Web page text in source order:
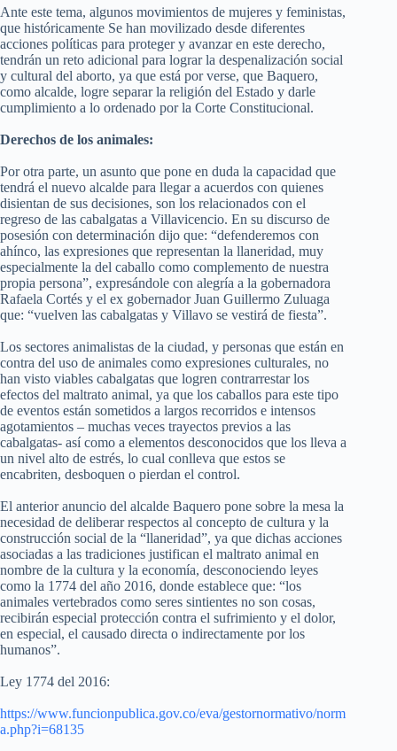
Ante este tema, algunos movimientos de mujeres y feministas,
que históricamente Se han movilizado desde diferentes
acciones políticas para proteger y avanzar en este derecho,
tendrán un reto adicional para lograr la despenalización social
y cultural del aborto, ya que está por verse, que Baquero,
como alcalde, logre separar la religión del Estado y darle
cumplimiento a lo ordenado por la Corte Constitucional.
Derechos de los animales:
Por otra parte, un asunto que pone en duda la capacidad que
tendrá el nuevo alcalde para llegar a acuerdos con quienes
disientan de sus decisiones, son los relacionados con el
regreso de las cabalgatas a Villavicencio. En su discurso de
posesión con determinación dijo que: “defenderemos con
ahínco, las expresiones que representan la llaneridad, muy
especialmente la del caballo como complemento de nuestra
propia persona”, expresándole con alegría a la gobernadora
Rafaela Cortés y el ex gobernador Juan Guillermo Zuluaga
que: “vuelven las cabalgatas y Villavo se vestirá de fiesta”.
Los sectores animalistas de la ciudad, y personas que están en
contra del uso de animales como expresiones culturales, no
han visto viables cabalgatas que logren contrarrestar los
efectos del maltrato animal, ya que los caballos para este tipo
de eventos están sometidos a largos recorridos e intensos
agotamientos – muchas veces trayectos previos a las
cabalgatas- así como a elementos desconocidos que los lleva a
un nivel alto de estrés, lo cual conlleva que estos se
encabriten, desboquen o pierdan el control.
El anterior anuncio del alcalde Baquero pone sobre la mesa la
necesidad de deliberar respectos al concepto de cultura y la
construcción social de la “llaneridad”, ya que dichas acciones
asociadas a las tradiciones justifican el maltrato animal en
nombre de la cultura y la economía, desconociendo leyes
como la 1774 del año 2016, donde establece que: “los
animales vertebrados como seres sintientes no son cosas,
recibirán especial protección contra el sufrimiento y el dolor,
en especial, el causado directa o indirectamente por los
humanos”.
Ley 1774 del 2016:
https://www.funcionpublica.gov.co/eva/gestornormativo/norm
a.php?i=68135